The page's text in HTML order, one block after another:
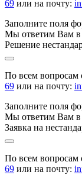
69 или на почту:
Заполните поля
Мы ответим Вам в
Решение
По всем вопросам
69 или на почту:
Заполните поля
Мы ответим Вам в
Заявка на
По всем вопросам
69 или на почту: